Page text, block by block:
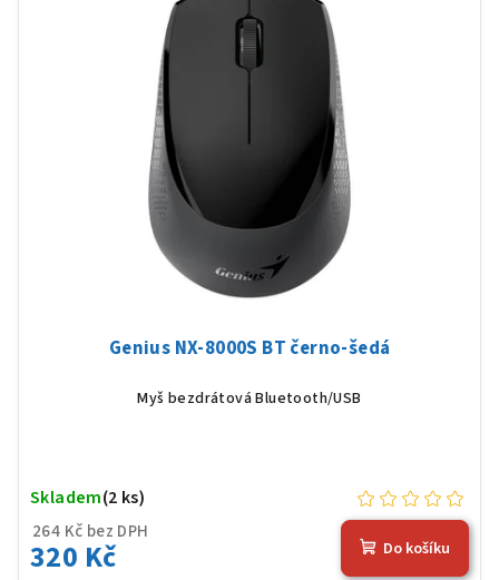
Genius NX-8000S BT černo-šedá
Myš bezdrátová Bluetooth/USB
264 Kč bez DPH
320 Kč
Skladem(2 ks)
Do košíku